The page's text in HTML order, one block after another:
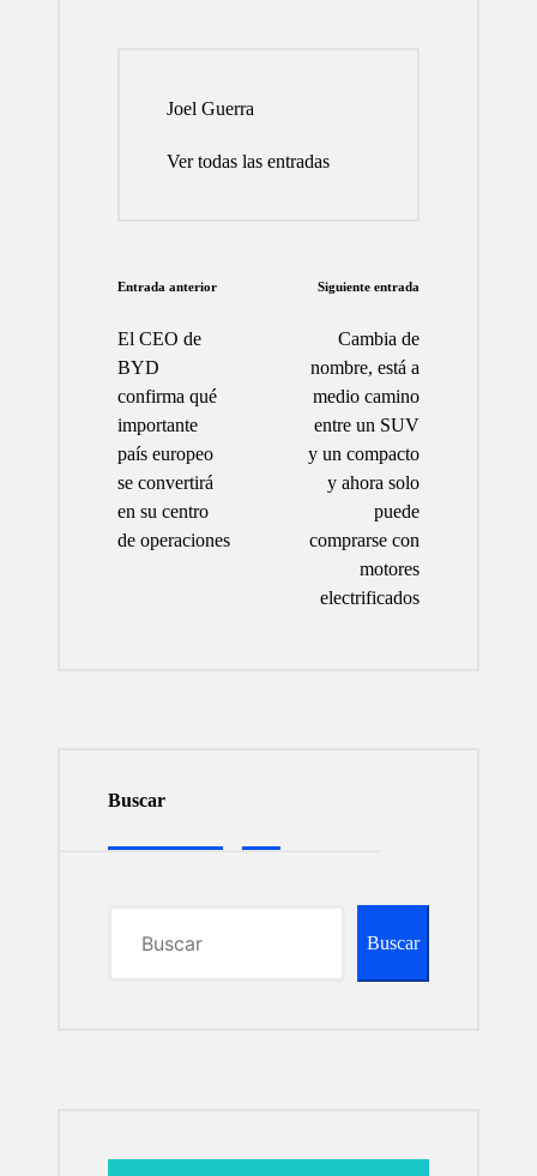
Joel Guerra
Ver todas las entradas
Navegación
de
entradas
Entrada anterior
El CEO de
BYD
confirma qué
importante
país europeo
se convertirá
en su centro
de operaciones
Siguiente entrada
Cambia de
nombre, está a
medio camino
entre un SUV
y un compacto
y ahora solo
puede
comprarse con
motores
electrificados
Buscar
Buscar